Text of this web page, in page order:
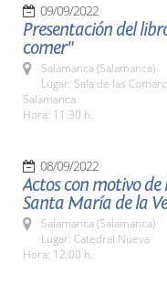
09/09/2022
Presentación del
comer"
Salamanca (Salamanca)
Lugar: Sala de las
Salamanca
Hora: 11:30 h.
08/09/2022
Actos con motivo de
Santa María de la
Salamanca (Salamanca)
Lugar: Catedral Nueva
Hora: 12:00 h.